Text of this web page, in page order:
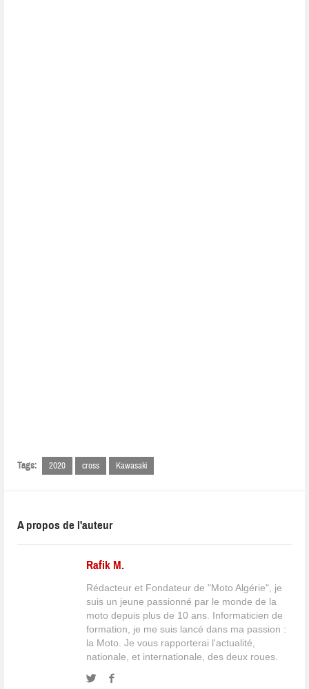
Tags: 2020 cross Kawasaki
A propos de l'auteur
Rafik M.
Rédacteur et Fondateur de "Moto Algérie", je
suis un jeune passionné par le monde de la
moto depuis plus de 10 ans. Informaticien de
formation, je me suis lancé dans ma passion :
la Moto. Je vous rapporterai l'actualité,
nationale, et internationale, des deux roues.